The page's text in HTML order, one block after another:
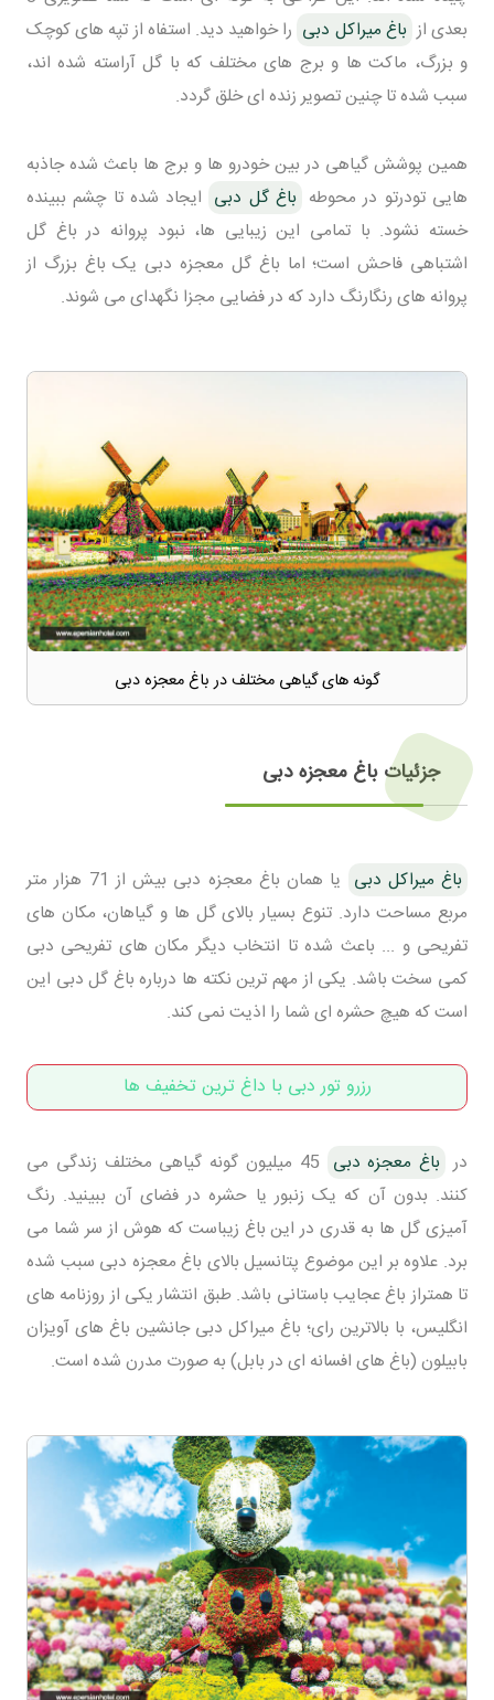
بعدی از باغ میراکل دبی را خواهید دید. استفاه از تپه های کوچک
و بزرگ، ماکت ها و برج های مختلف که با گل آراسته شده اند،
سبب شده تا چنین تصویر زنده ای خلق گردد.
همین پوشش گیاهی در بین خودرو ها و برج ها باعث شده جاذبه
هایی تودرتو در محوطه باغ گل دبی ایجاد شده تا چشم ببینده
خسته نشود. با تمامی این زیبایی ها، نبود پروانه در باغ گل
اشتباهی فاحش است؛ اما باغ گل معجزه دبی یک باغ بزرگ از
پروانه های رنگارنگ دارد که در فضایی مجزا نگهدای می شوند.
گونه های گیاهی مختلف در باغ معجزه دبی
جزئیات باغ معجزه دبی
باغ میراکل دبی
یا همان باغ معجزه دبی بیش از 71 هزار متر
مربع مساحت دارد. تنوع بسیار بالای گل ها و گیاهان، مکان های
تفریحی و ... باعث شده تا انتخاب دیگر مکان های تفریحی دبی
کمی سخت باشد. یکی از مهم ترین نکته ها درباره باغ گل دبی این
است که هیچ حشره ای شما را اذیت نمی کند.
رزرو تور دبی با داغ ترین تخفیف ها
در باغ معجزه دبی
45 میلیون گونه گیاهی مختلف زندگی می
کنند. بدون آن که یک زنبور یا حشره در فضای آن ببینید. رنگ
آمیزی گل ها به قدری در این باغ زیباست که هوش از سر شما می
برد. علاوه بر این موضوع پتانسیل بالای باغ معجزه دبی سبب شده
تا همتراز باغ عجایب باستانی باشد. طبق انتشار یکی از روزنامه های
انگلیس، با بالاترین رای؛ باغ میراکل دبی جانشین باغ های آویزان
بابیلون (باغ های افسانه ای در بابل) به صورت مدرن شده است.